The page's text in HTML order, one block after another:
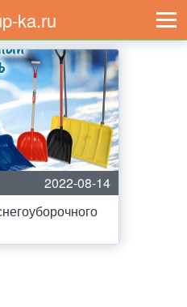
ka.ru
2022-08-14